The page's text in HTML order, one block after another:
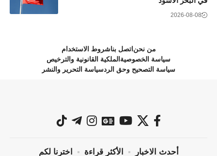
2026-08-08
من نحن اتصل بناشروط الاستخدام
سياسة الخصوصية الملكية القانونية والترخيص
سياسة التصحيح وحق الردسياسة التحرير والنشر
أحدث الاخبار الأكثر قراءة اخترنا لكم